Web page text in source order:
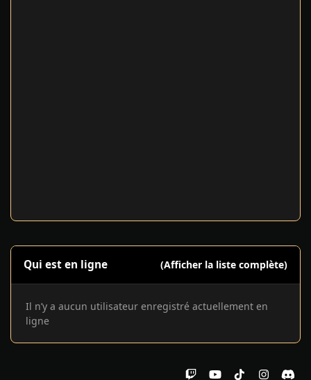
Qui est en ligne (Afficher la liste complète)
Il n’y a aucun utilisateur enregistré actuellement en
ligne
d